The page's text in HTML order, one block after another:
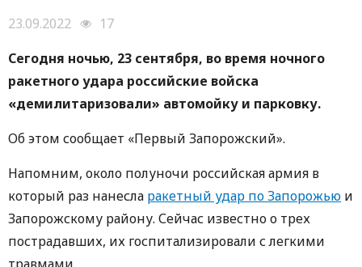
23.09.2022
17
Сегодня ночью, 23 сентября, во время ночного
ракетного удара российские войска
«демилитаризовали» автомойку и парковку.
Об этом сообщает «Первый Запорожский».
Напомним, около полуночи российская армия в
который раз нанесла ракетный удар по Запорожью и
Запорожскому району. Сейчас известно о трех
пострадавших, их госпитализировали с легкими